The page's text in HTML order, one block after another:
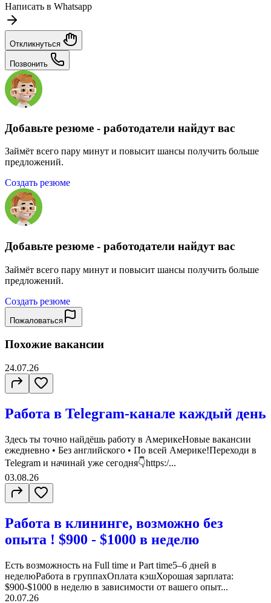
Написать в Whatsapp
Откликнуться
Позвонить
Добавьте резюме - работодатели найдут вас
Займёт всего пару минут и повысит шансы получить больше
предложений.
Создать резюме
Добавьте резюме - работодатели найдут вас
Займёт всего пару минут и повысит шансы получить больше
предложений.
Создать резюме
Пожаловаться
Похожие вакансии
24.07.26
Работа в Telegram-канале каждый день
Здесь ты точно найдёшь работу в АмерикеНовые вакансии
ежедневно • Без английского • По всей Америке!Переходи в
Telegram и начинай уже сегодня👇https:/...
03.08.26
Работа в клининге, возможно без
опыта ! $900 - $1000 в неделю
Есть возможность на Full time и Part time5–6 дней в
неделюРабота в группахОплата кэшХорошая зарплата:
$900-$1000 в неделю в зависимости от вашего опыт...
20.07.26